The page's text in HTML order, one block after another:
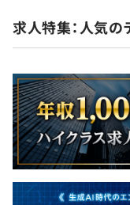
求人特集：人気